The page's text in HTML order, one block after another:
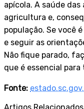
apícola. A saúde das
agricultura e,
população. Se você
e seguir as
Não fique parado,
que é essencial para
Fonte: